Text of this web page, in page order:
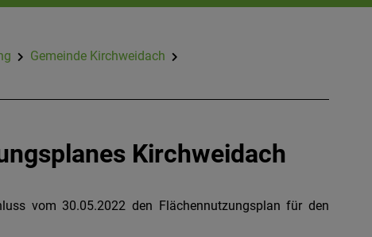
Gemeinde Kirchweidach
Kirchweidach
vom 30.05.2022 den Flächennutzungsplan für den